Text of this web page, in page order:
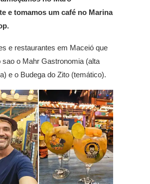
e tomamos um café no Marina
e restaurantes em Maceió que
sao o Mahr Gastronomia (alta
e o Budega do Zito (temático).